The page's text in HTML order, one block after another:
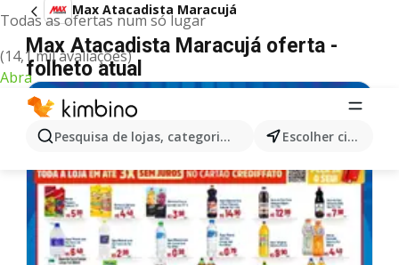
Todas as ofertas num só lugar
(14,1 mil avaliações)
Abra
Pesquisa de lojas, categorias,produtos... Escolher cidade
Max Atacadista Maracujá
Max Atacadista Maracujá oferta -
folheto atual